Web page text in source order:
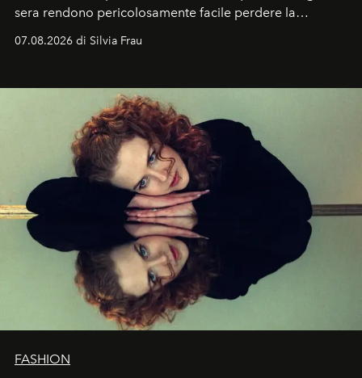
sera rendono pericolosamente facile perdere la
cognizione del tempo. Ma con quadranti così
07.08.2026 di Silvia Frau
FASHION